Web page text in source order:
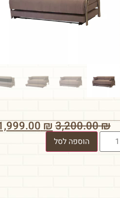
₪
3,200.00
₪
1,999.00
הוספה לסל